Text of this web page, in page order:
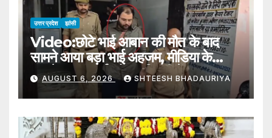
उत्तर प्रदेश झांसी
Video:छोटे भाई आबान की मौत के बाद
सामने आया बड़ा भाई अहजम, मीडिया के
सामने छलका दर्द, बोला- मिट्टी में… –
Ahjam Ahmed Statement
Over Death Of Younger
Brother Aban Appeals To
Administration Allow Attend
AUGUST 6, 2026 SHTEESH BHADAURIYA